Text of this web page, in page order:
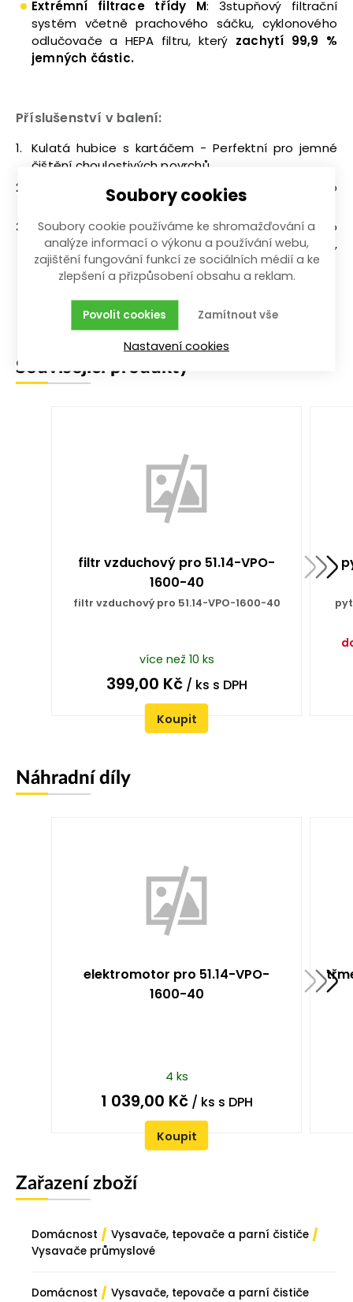
Extrémní filtrace třídy M: 3stupňový filtrační
systém včetně prachového sáčku, cyklonového
odlučovače a HEPA filtru, který zachytí 99,9 %
jemných částic.
Příslušenství v balení:
Kulatá hubice s kartáčem - Perfektní pro jemné
čištění choulostivých povrchů.
Hubice s kartáčem na podlahu - Ideální pro
vysávání podlah i koberců.
Štěrbinová hubice - Umožňuje snadný přístup do
úzkých a těžko dostupných míst, jako jsou rohy,
škvíry nebo prostor mezi sedadly.
Související produkty
filtr vzduchový pro 51.14-VPO-
1600-40
filtr vzduchový pro 51.14-VPO-1600-40
více než 10 ks
399,00 Kč/ ks s DPH
Koupit
Náhradní díly
elektromotor pro 51.14-VPO-
1600-40
4 ks
1 039,00 Kč/ ks s DPH
Koupit
Zařazení zboží
Domácnost / Vysavače, tepovače a parní čističe /
Vysavače průmyslové
Domácnost / Vysavače, tepovače a parní čističe
Soubory cookies
Soubory cookie používáme ke shromažďování a
analýze informací o výkonu a používání webu,
zajištění fungování funkcí ze sociálních médií a ke
zlepšení a přizpůsobení obsahu a reklam.
Zamítnout vše
Povolit cookies
Nastavení cookies